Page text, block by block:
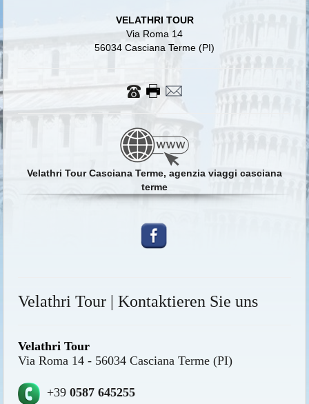
VELATHRI TOUR
Via Roma 14
56034 Casciana Terme (PI)
Velathri Tour Casciana Terme, agenzia viaggi casciana
terme
Velathri Tour | Kontaktieren Sie uns
Velathri Tour
Via Roma 14 - 56034 Casciana Terme (PI)
+390587 645255